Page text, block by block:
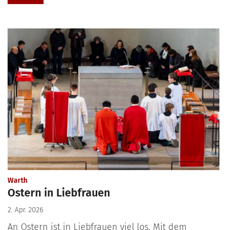
Warth:
Ostern in Liebfrauen
2. Apr. 2026
An Ostern ist in Liebfrauen viel los. Mit dem